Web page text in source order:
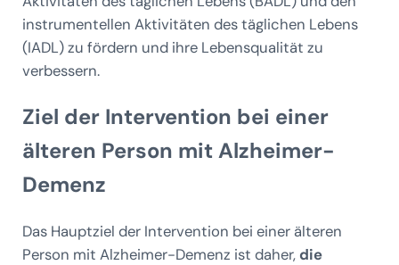
instrumentellen Aktivitäten des täglichen Lebens
(IADL) zu fördern und ihre Lebensqualität zu
verbessern.
Ziel der Intervention bei einer
älteren Person mit Alzheimer-
Demenz
Das Hauptziel der Intervention bei einer älteren
Person mit Alzheimer-Demenz ist daher, die